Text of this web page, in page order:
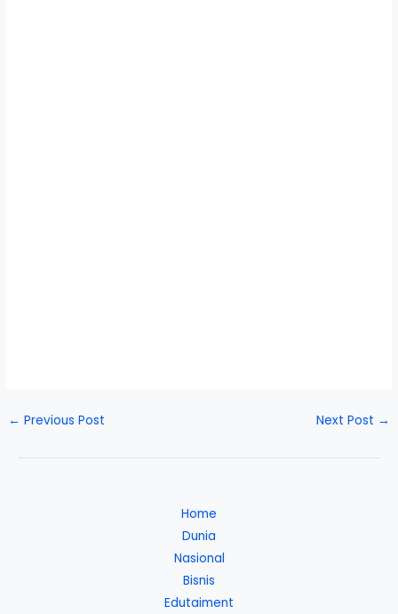
← Previous Post Next Post →
Home
Dunia
Nasional
Bisnis
Edutaiment